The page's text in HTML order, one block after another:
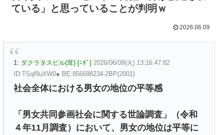
ている」と思っていることが判明ｗ
2026.06.09
1: ダクラタスビル(茸) [ﾆﾀﾞ] 2026/06/09(火) 13:16:47.82
ID:TSqf8uXW0● BE:856698234-2BP(2001)
社会全体における男女の地位の平等感
「男女共同参画社会に関する世論調査」（令和
４年11月調査）において、男女の地位は平等に